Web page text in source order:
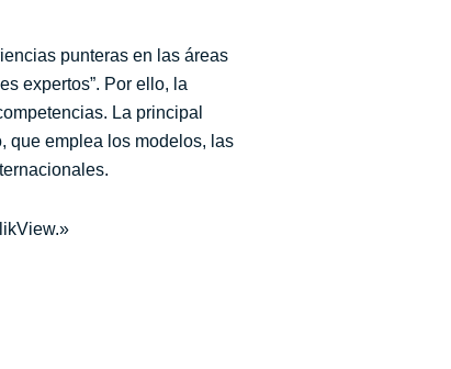
punteras en las áreas
expertos”. Por ello, la
La principal
que emplea los modelos, las